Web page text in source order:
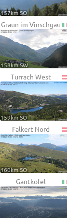
157km SO
Graun im Vinschgau
158km SW
Turrach West
159km SO
Falkert Nord
160km SO
Gantkofel